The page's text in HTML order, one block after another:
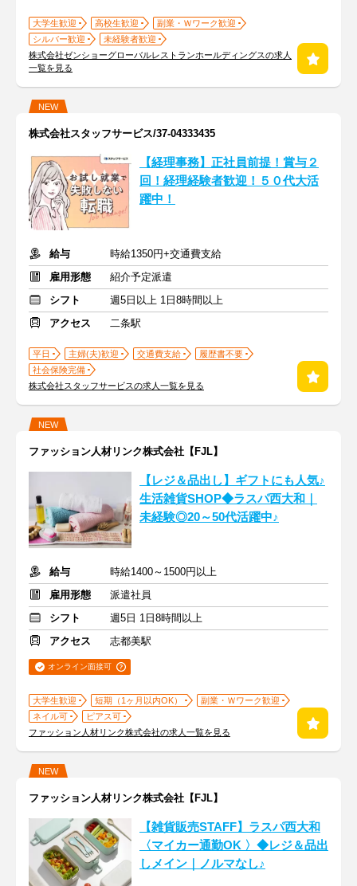
大学生歓迎 高校生歓迎
副業・Ｗワーク歓迎
シルバー歓迎
未経験者歓迎
株式会社ゼンショーグローバルレストランホールディングスの求人
一覧を見る
NEW
株式会社スタッフサービス/37-04333435
【経理事務】正社員前提！賞与２
回！経理経験者歓迎！５０代大活
躍中！
給与
時給1350円+交通費支給
雇用形態
紹介予定派遣
シフト
週5日以上 1日8時間以上
アクセス
二条駅
平日 主婦(夫)歓迎 交通費支給
履歴書不要
社会保険完備
株式会社スタッフサービスの求人一覧を見る
NEW
ファッション人材リンク株式会社【FJL】
【レジ＆品出し】ギフトにも人気♪
生活雑貨SHOP◆ラスパ西大和｜
未経験◎20～50代活躍中♪
給与
時給1400～1500円以上
雇用形態
派遣社員
シフト
週5日 1日8時間以上
アクセス
志都美駅
オンライン面接可
大学生歓迎 短期（1ヶ月以内OK）
副業・Ｗワーク歓迎
ネイル可
ピアス可
ファッション人材リンク株式会社の求人一覧を見る
NEW
ファッション人材リンク株式会社【FJL】
【雑貨販売STAFF】ラスパ西大和
〈マイカー通勤OK 〉◆レジ＆品出
しメイン｜ノルマなし♪